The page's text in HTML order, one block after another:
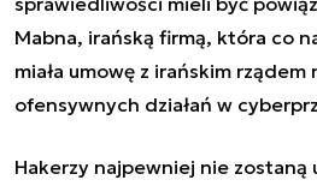
Mabna, irańską firmą, która co
miała umowę z irańskim
ofensywnych działań w
Hakerzy najpewniej nie zostaną